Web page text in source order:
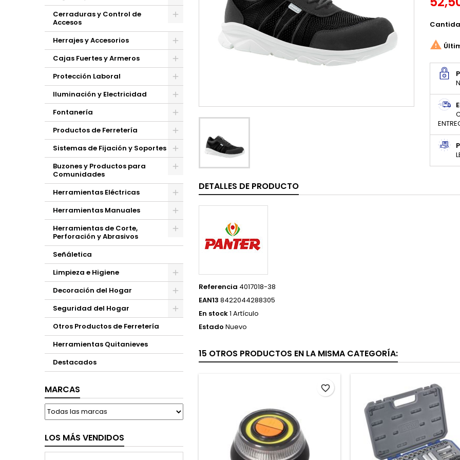
Cerraduras y Control de
Accesos
Herrajes y Accesorios
Cajas Fuertes y Armeros
Protección Laboral
Iluminación y Electricidad
Fontanería
Productos de Ferretería
Sistemas de Fijación y Soportes
Buzones y Productos para
Comunidades
Herramientas Eléctricas
Herramientas Manuales
Herramientas de Corte,
Perforación y Abrasivos
Señáletica
Limpieza e Higiene
Decoración del Hogar
Seguridad del Hogar
Otros Productos de Ferretería
Herramientas Quitanieves
Destacados
MARCAS
LOS MÁS VENDIDOS

DETALLES DE PRODUCTO
Referencia 4017018-38
EAN13 8422044288305
En stock1 Artículo
Estado Nuevo
15 OTROS PRODUCTOS EN LA MISMA CATEGORÍA:
favorite_border